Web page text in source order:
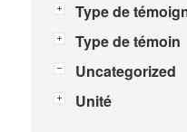
Type de
Type de témoin
Uncategorized
Unité